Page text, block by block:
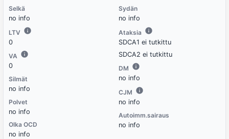
Selkä
no info
LTV
0
VA
0
Silmät
no info
Polvet
no info
Olka OCD
no info
Sydän
no info
Ataksia
SDCA1 ei tutkittu
SDCA2 ei tutkittu
DM
no info
CJM
no info
Autoimm.sairaus
no info